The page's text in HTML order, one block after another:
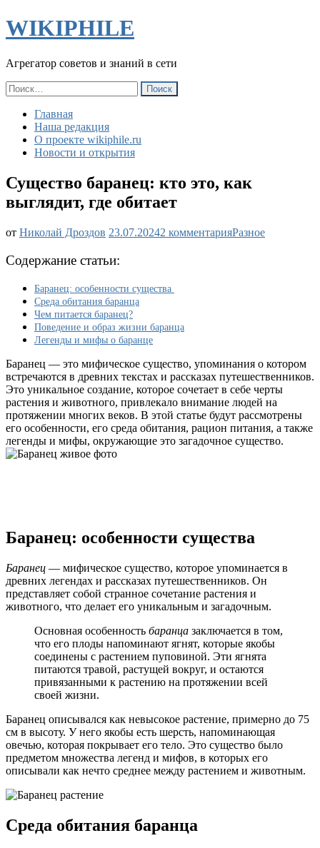
WIKIPHILE
Агрегатор советов и знаний в сети
Найти:
Главная
Наша редакция
О проекте wikiphile.ru
Новости и открытия
Существо баранец: кто это, как
выглядит, где обитает
от Николай Дроздов 23.07.20242 комментарияк
Разное
Содержание статьи:
Баранец: особенности существа
Среда обитания баранца
Чем питается баранец?
Поведение и образ жизни баранца
Легенды и мифы о баранце
Баранец — это мифическое существо, упоминания о котором
встречаются в древних текстах и рассказах путешественников.
Это уникальное создание, которое сочетает в себе черты
растения и животного, привлекало внимание людей на
протяжении многих веков. В этой статье будут рассмотрены
его особенности, его среда обитания, рацион питания, а также
легенды и мифы, окружающие это загадочное существо.
Баранец: особенности существа
Баранец — мифическое существо, которое упоминается в
древних легендах и рассказах путешественников. Он
представляет собой странное сочетание растения и
животного, что делает его уникальным и загадочным.
Основная особенность баранца заключается в том,
что его плоды напоминают ягнят, которые якобы
соединены с растением пуповиной. Эти ягнята
питаются травой, растущей вокруг, и остаются
привязанными к растению на протяжении всей
своей жизни.
Баранец описывался как невысокое растение, примерно до 75
см в высоту. У него якобы есть шерсть, напоминающая
овечью, которая покрывает его тело. Это существо было
предметом множества легенд и мифов, в которых его
описывали как нечто среднее между растением и животным.
Среда обитания баранца